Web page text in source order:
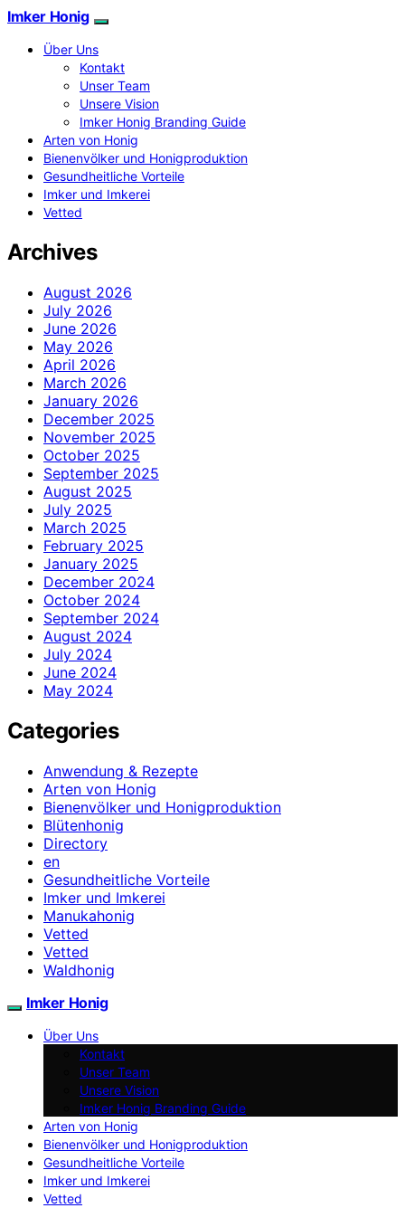
Imker Honig
Über Uns
Kontakt
Unser Team
Unsere Vision
Imker Honig Branding Guide
Arten von Honig
Bienenvölker und Honigproduktion
Gesundheitliche Vorteile
Imker und Imkerei
Vetted
Archives
August 2026
July 2026
June 2026
May 2026
April 2026
March 2026
January 2026
December 2025
November 2025
October 2025
September 2025
August 2025
July 2025
March 2025
February 2025
January 2025
December 2024
October 2024
September 2024
August 2024
July 2024
June 2024
May 2024
Categories
Anwendung & Rezepte
Arten von Honig
Bienenvölker und Honigproduktion
Blütenhonig
Directory
en
Gesundheitliche Vorteile
Imker und Imkerei
Manukahonig
Vetted
Vetted
Waldhonig
Imker Honig
Über Uns
Kontakt
Unser Team
Unsere Vision
Imker Honig Branding Guide
Arten von Honig
Bienenvölker und Honigproduktion
Gesundheitliche Vorteile
Imker und Imkerei
Vetted